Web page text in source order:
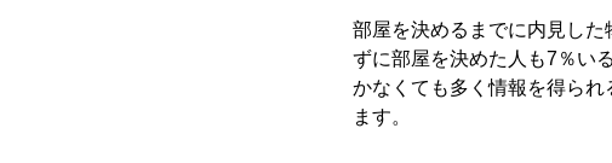
部屋を決めるまでに内見し
ずに部屋を決めた人も7％い
かなくても多く情報を得ら
ます。